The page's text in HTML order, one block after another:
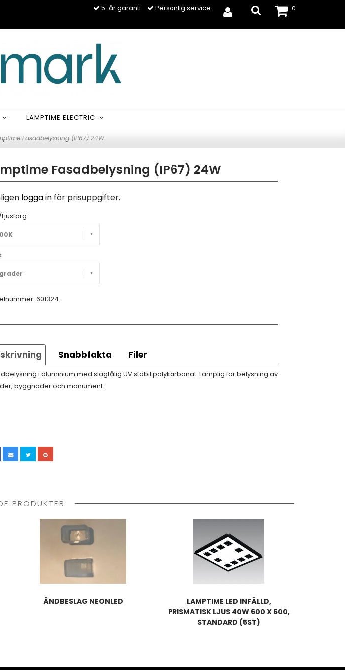
5-år garanti Personlig service 0
LAMPTIME ELECTRIC
Fasadbelysning (IP67) 24W
Fasadbelysning (IP67) 24W
logga inför prisuppgifter.
601324
Snabbfakta Filer
i aluminium med slagtålig UV stabil polykarbonat. Lämplig för belysning av
byggnader och monument.
PRODUKTER
ÄNDBESLAG NEONLED
LAMPTIME LED INFÄLLD,
PRISMATISK LJUS 40W 600 X 600,
STANDARD (5ST)